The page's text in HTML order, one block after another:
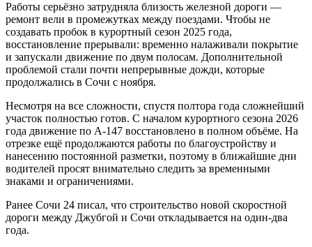
Работы серьёзно затрудняла близость железной дороги —
ремонт вели в промежутках между поездами. Чтобы не
создавать пробок в курортный сезон 2025 года,
восстановление прерывали: временно налаживали покрытие
и запускали движение по двум полосам. Дополнительной
проблемой стали почти непрерывные дожди, которые
продолжались в Сочи с ноября.
Несмотря на все сложности, спустя полтора года сложнейший
участок полностью готов. С началом курортного сезона 2026
года движение по А-147 восстановлено в полном объёме. На
отрезке ещё продолжаются работы по благоустройству и
нанесению постоянной разметки, поэтому в ближайшие дни
водителей просят внимательно следить за временными
знаками и ограничениями.
Ранее Сочи 24 писал, что строительство новой скоростной
дороги между Джубгой и Сочи откладывается на один-два
года.